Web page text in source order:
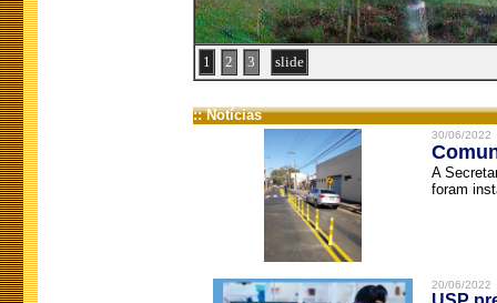
1 2 3 slide
:: Notícias
30/06/2022
A
foram
20/06/2022